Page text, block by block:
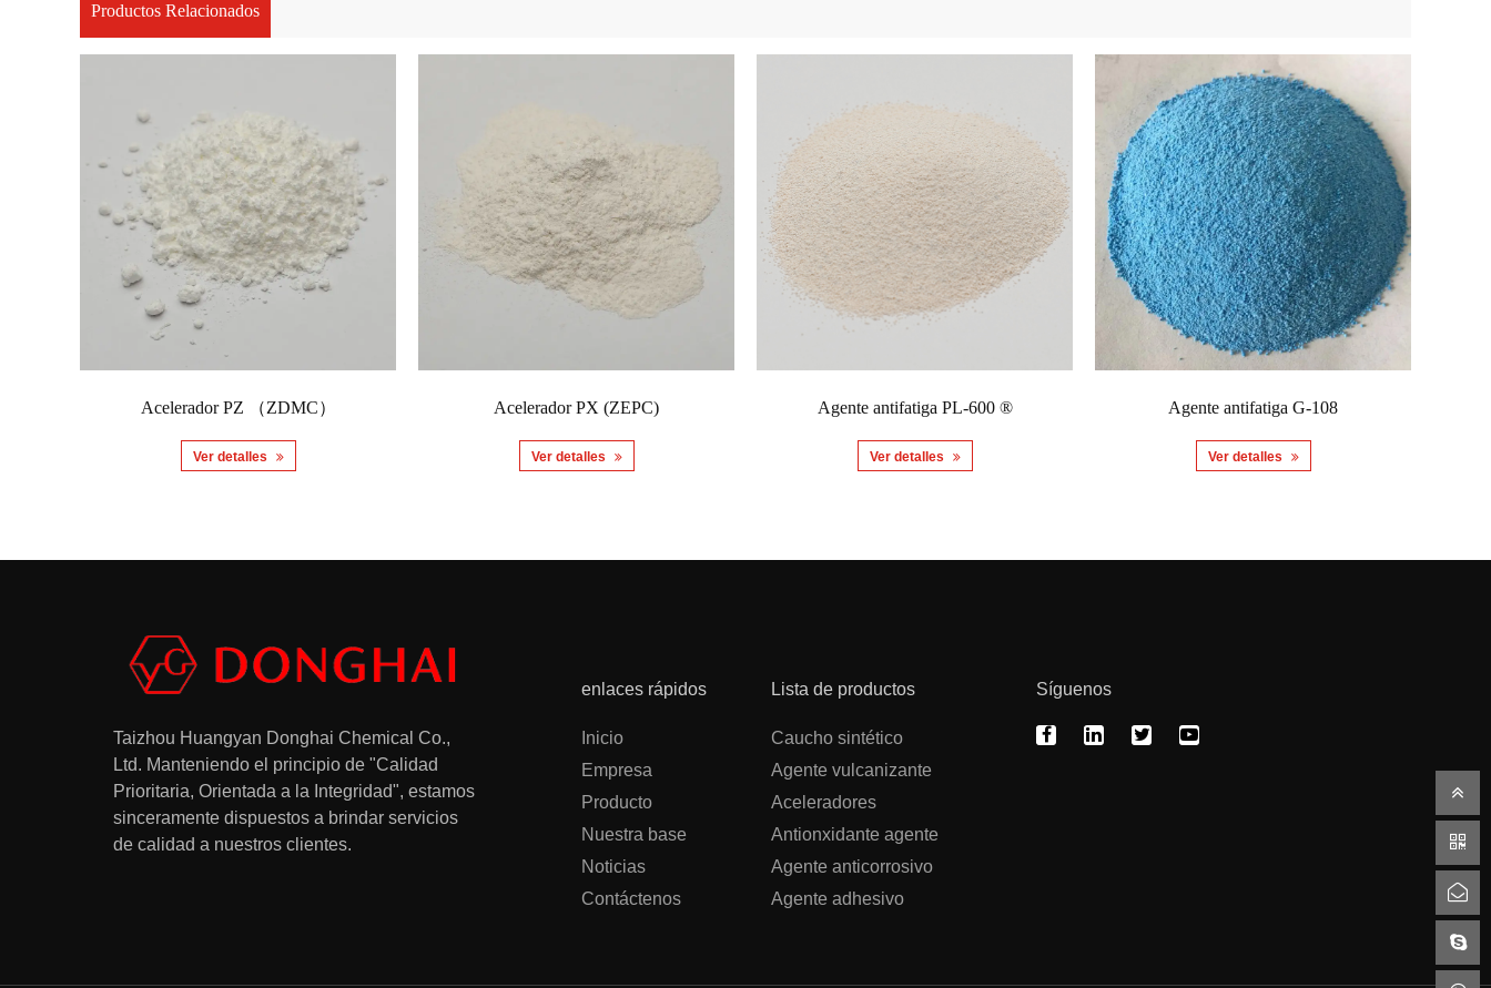
Productos Relacionados
Acelerador PZ （ZDMC）
Ver detalles
Acelerador PX (ZEPC)
Ver detalles
Agente antifatiga PL-600 ®
Ver detalles
Agente antifatiga G-108
Ver detalles
Taizhou Huangyan Donghai Chemical Co.,
Ltd. Manteniendo el principio de "Calidad
Prioritaria, Orientada a la Integridad", estamos
sinceramente dispuestos a brindar servicios
de calidad a nuestros clientes.
enlaces rápidos
Inicio
Empresa
Producto
Nuestra base
Noticias
Contáctenos
Lista de productos
Caucho sintético
Agente vulcanizante
Aceleradores
Antionxidante agente
Agente anticorrosivo
Agente adhesivo
Síguenos